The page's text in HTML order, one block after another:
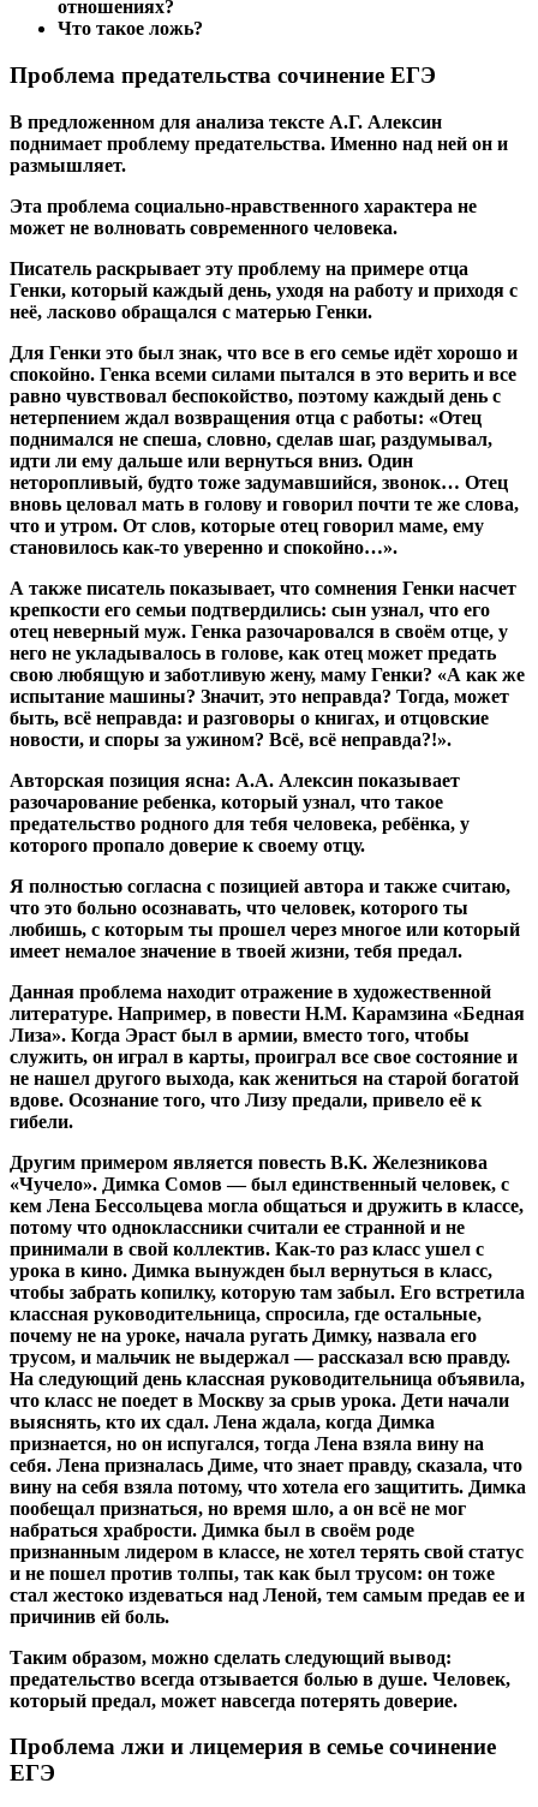
отношениях?
Что такое ложь?
Проблема предательства сочинение ЕГЭ
В предложенном для анализа тексте А.Г. Алексин
поднимает проблему предательства. Именно над ней он и
размышляет.
Эта проблема социально-нравственного характера не
может не волновать современного человека.
Писатель раскрывает эту проблему на примере отца
Генки, который каждый день, уходя на работу и приходя с
неё, ласково обращался с матерью Генки.
Для Генки это был знак, что все в его семье идёт хорошо и
спокойно. Генка всеми силами пытался в это верить и все
равно чувствовал беспокойство, поэтому каждый день с
нетерпением ждал возвращения отца с работы: «Отец
поднимался не спеша, словно, сделав шаг, раздумывал,
идти ли ему дальше или вернуться вниз. Один
неторопливый, будто тоже задумавшийся, звонок… Отец
вновь целовал мать в голову и говорил почти те же слова,
что и утром. От слов, которые отец говорил маме, ему
становилось как-то уверенно и спокойно…».
А также писатель показывает, что сомнения Генки насчет
крепкости его семьи подтвердились: сын узнал, что его
отец неверный муж. Генка разочаровался в своём отце, у
него не укладывалось в голове, как отец может предать
свою любящую и заботливую жену, маму Генки? «А как же
испытание машины? Значит, это неправда? Тогда, может
быть, всё неправда: и разговоры о книгах, и отцовские
новости, и споры за ужином? Всё, всё неправда?!».
Авторская позиция ясна: А.А. Алексин показывает
разочарование ребенка, который узнал, что такое
предательство родного для тебя человека, ребёнка, у
которого пропало доверие к своему отцу.
Я полностью согласна с позицией автора и также считаю,
что это больно осознавать, что человек, которого ты
любишь, с которым ты прошел через многое или который
имеет немалое значение в твоей жизни, тебя предал.
Данная проблема находит отражение в художественной
литературе. Например, в повести Н.М. Карамзина «Бедная
Лиза». Когда Эраст был в армии, вместо того, чтобы
служить, он играл в карты, проиграл все свое состояние и
не нашел другого выхода, как жениться на старой богатой
вдове. Осознание того, что Лизу предали, привело её к
гибели.
Другим примером является повесть В.K. Железникова
«Чучело». Димка Сомов — был единственный человек, с
кем Лена Бессольцева могла общаться и дружить в классе,
потому что одноклассники считали ее странной и не
принимали в свой коллектив. Как-то раз класс ушел с
урока в кино. Димка вынужден был вернуться в класс,
чтобы забрать копилку, которую там забыл. Его встретила
классная руководительница, спросила, где остальные,
почему не на уроке, начала ругать Димку, назвала его
трусом, и мальчик не выдержал — рассказал всю правду.
На следующий день классная руководительница объявила,
что класс не поедет в Москву за срыв урока. Дети начали
выяснять, кто их сдал. Лена ждала, когда Димка
признается, но он испугался, тогда Лена взяла вину на
себя. Лена призналась Диме, что знает правду, сказала, что
вину на себя взяла потому, что хотела его защитить. Димка
пообещал признаться, но время шло, а он всё не мог
набраться храбрости. Димка был в своём роде
признанным лидером в классе, не хотел терять свой статус
и не пошел против толпы, так как был трусом: он тоже
стал жестоко издеваться над Леной, тем самым предав ее и
причинив ей боль.
Таким образом, можно сделать следующий вывод:
предательство всегда отзывается болью в душе. Человек,
который предал, может навсегда потерять доверие.
Проблема лжи и лицемерия в семье сочинение
ЕГЭ